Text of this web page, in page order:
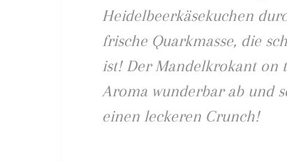
Heidelbeerkäsekuchen
frische Quarkmasse, die
ist! Der Mandelkrokant on
Aroma wunderbar ab und
einen leckeren Crunch!